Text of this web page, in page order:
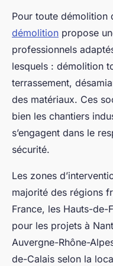
Pour toute démolition
démolition propose
professionnels
lesquels : démolition
terrassement,
des matériaux. Ces
bien les chantiers
s’engagent dans le
sécurité.
Les zones
majorité des régions
France, les Hauts-de-
pour les projets à
Auvergne-Rhône-
de-Calais selon la